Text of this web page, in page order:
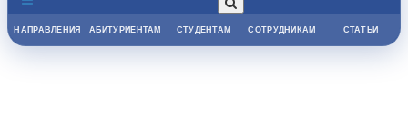
НАПРАВЛЕНИЯ АБИТУРИЕНТАМ СТУДЕНТАМ СОТРУДНИКАМ СТАТЬИ